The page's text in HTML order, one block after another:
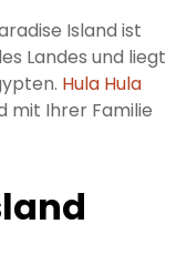
Island ist
Landes und liegt
Hula Hula
mit Ihrer Familie